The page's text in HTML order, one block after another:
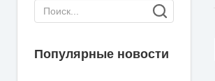
Популярные новости